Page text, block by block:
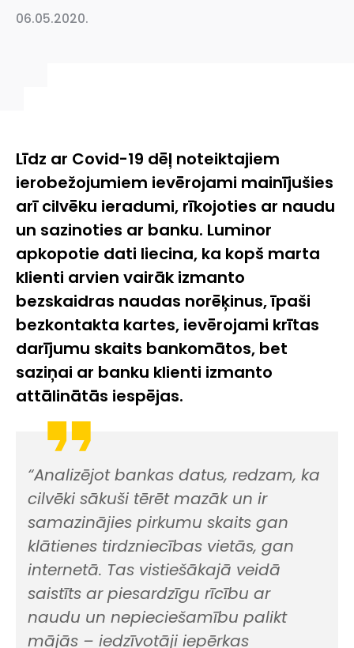
06.05.2020.
Līdz ar Covid-19 dēļ noteiktajiem
ierobežojumiem ievērojami mainījušies
arī cilvēku ieradumi, rīkojoties ar naudu
un sazinoties ar banku. Luminor
apkopotie dati liecina, ka kopš marta
klienti arvien vairāk izmanto
bezskaidras naudas norēķinus, īpaši
bezkontakta kartes, ievērojami krītas
darījumu skaits bankomātos, bet
saziņai ar banku klienti izmanto
attālinātās iespējas.
“Analizējot bankas datus, redzam, ka
cilvēki sākuši tērēt mazāk un ir
samazinājies pirkumu skaits gan
klātienes tirdzniecības vietās, gan
internetā. Tas vistiešākajā veidā
saistīts ar piesardzīgu rīcību ar
naudu un nepieciešamību palikt
mājās – iedzīvotāji iepērkas